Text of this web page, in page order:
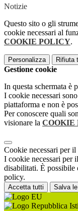
Notizie
Questo sito o gli
cookie necessari al
COOKIE POLICY.
Personalizza Rifiuta
Gestione cookie
In questa schermata è
I cookie necessari
piattaforma e non è
Per conoscere quali
visionare la COOKIE
Cookie necessari per
I cookie necessari per
disabilitati. È possibile
policy.
Accetta tutti Salva